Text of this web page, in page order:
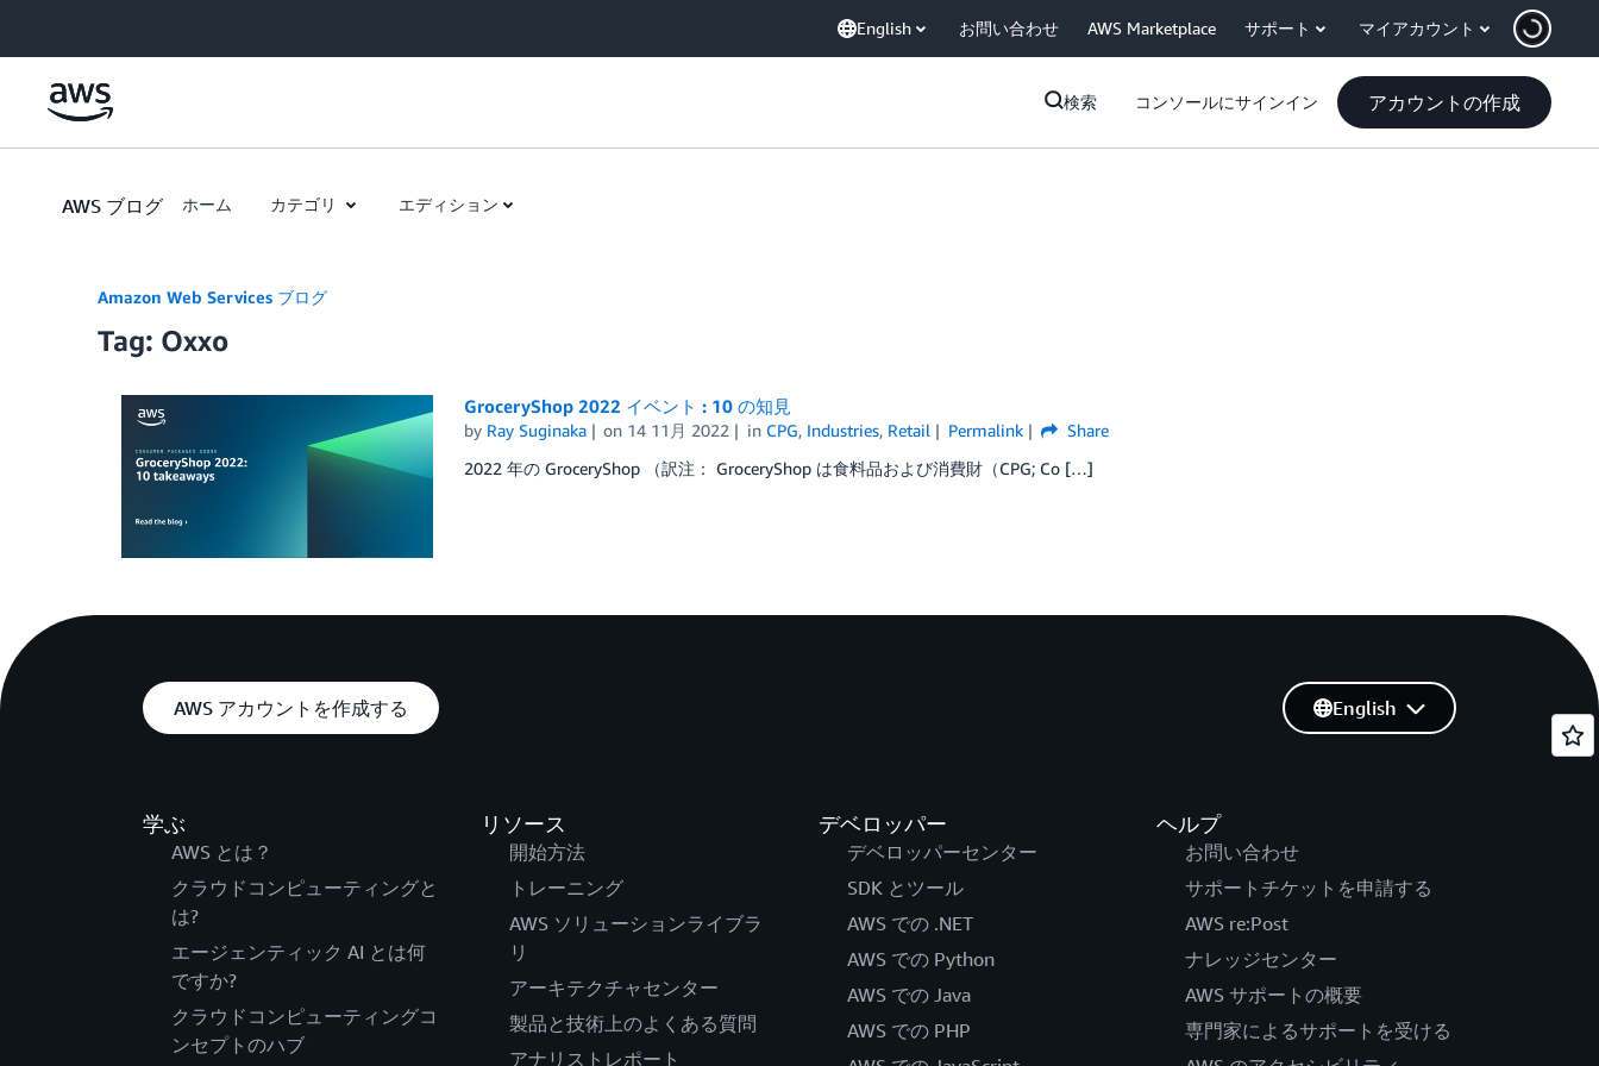
English お問い合わせ AWS Marketplace サポート マイアカウント
検索 コンソールにサインイン アカウントの作成
AWS ブログ ホーム カテゴリ エディション
Amazon Web Services ブログ
Tag: Oxxo
GroceryShop 2022 イベント : 10 の知見
by Ray Suginaka on 14 11月 2022 in CPG, Industries, Retail Permalink
Share
2022 年の GroceryShop （訳注： GroceryShop は食料品および消費財（CPG; Co […]
AWS アカウントを作成する
学ぶ
AWS とは？
クラウドコンピューティングと
は?
エージェンティック AI とは何
ですか?
クラウドコンピューティングコ
ンセプトのハブ
リソース
開始方法
トレーニング
AWS ソリューションライブラ
リ
アーキテクチャセンター
製品と技術上のよくある質問
アナリストレポート
デベロッパー
デベロッパーセンター
SDK とツール
AWS での .NET
AWS での Python
AWS での Java
AWS での PHP
ヘルプ
お問い合わせ
サポートチケットを申請する
AWS re:Post
ナレッジセンター
AWS サポートの概要
専門家によるサポートを受ける
English